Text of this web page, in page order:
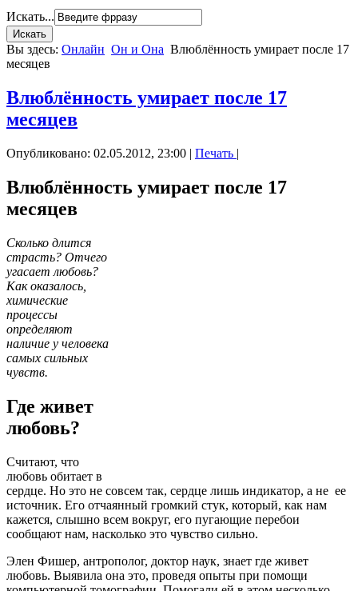
Искать...
Вы здесь: Онлайн Он и Она Влюблённость умирает после 17
месяцев
Влюблённость умирает после 17
месяцев
Опубликовано: 02.05.2012, 23:00 | Печать |
Влюблённость умирает после 17
месяцев
Сколько длится
страсть? Отчего
угасает любовь?
Как оказалось,
химические
процессы
определяют
наличие у человека
самых сильных
чувств.
Где живет
любовь?
Считают, что
любовь обитает в
сердце. Но это не совсем так, сердце лишь индикатор, а не ее
источник. Его отчаянный громкий стук, который, как нам
кажется, слышно всем вокруг, его пугающие перебои
сообщают нам, насколько это чувство сильно.
Элен Фишер, антрополог, доктор наук, знает где живет
любовь. Выявила она это, проведя опыты при помощи